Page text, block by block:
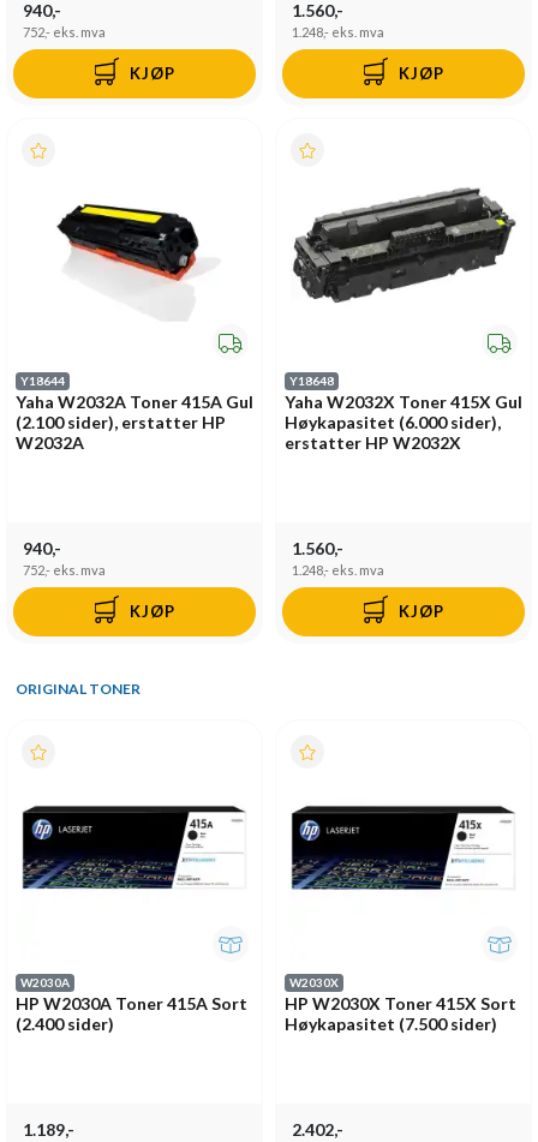
940,-
752,- eks. mva
KJØP
1.560,-
1.248,- eks. mva
KJØP
Y18644
Yaha W2032A Toner 415A Gul
(2.100 sider), erstatter HP
W2032A
940,-
752,- eks. mva
KJØP
Y18648
Yaha W2032X Toner 415X Gul
Høykapasitet (6.000 sider),
erstatter HP W2032X
1.560,-
1.248,- eks. mva
KJØP
ORIGINAL TONER
W2030A
HP W2030A Toner 415A Sort
(2.400 sider)
1.189,-
W2030X
HP W2030X Toner 415X Sort
Høykapasitet (7.500 sider)
2.402,-